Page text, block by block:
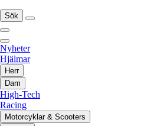
Sök
Nyheter
Hjälmar
Herr
Dam
High-Tech
Racing
Motorcyklar & Scooters